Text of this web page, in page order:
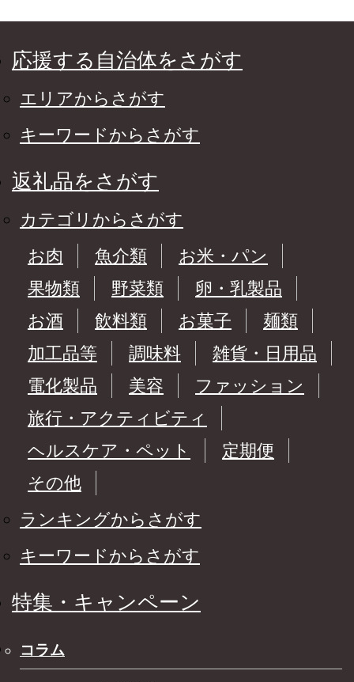
応援する自治体をさがす
エリアからさがす
キーワードからさがす
返礼品をさがす
カテゴリからさがす
お肉
魚介類
お米・パン
果物類
野菜類
卵・乳製品
お酒
飲料類 お菓子
麺類
加工品等
調味料
雑貨・日用品
電化製品
美容
ファッション
旅行・アクティビティ
ヘルスケア・ペット
定期便
その他
ランキングからさがす
キーワードからさがす
特集・キャンペーン
コラム